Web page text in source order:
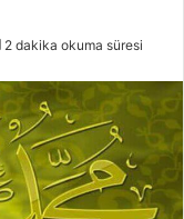
2 dakika okuma süresi